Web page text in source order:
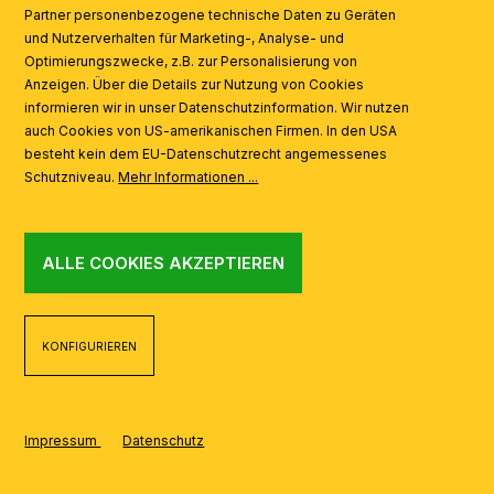
AI
Partner personenbezogene technische Daten zu Geräten
und Nutzerverhalten für Marketing-, Analyse- und
Optimierungszwecke, z.B. zur Personalisierung von
Anzeigen. Über die Details zur Nutzung von Cookies
informieren wir in unser Datenschutzinformation. Wir nutzen
auch Cookies von US-amerikanischen Firmen. In den USA
besteht kein dem EU-Datenschutzrecht angemessenes
Schutzniveau.Mehr Informationen ...
ALLE COOKIES AKZEPTIEREN
KONFIGURIEREN
Impressum Datenschutz